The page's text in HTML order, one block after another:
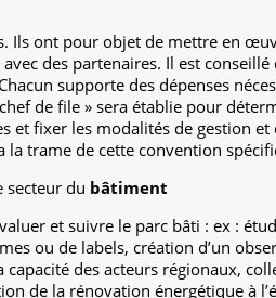
Ils ont pour objet de mettre en
avec des partenaires. Il est
supporte des dépenses
de file » sera établie pour
et fixer les modalités de gestion
trame de cette convention
secteur du bâtiment
et suivre le parc bâti : ex :
ou de labels, création d’un
des acteurs régionaux,
de la rénovation énergétique à